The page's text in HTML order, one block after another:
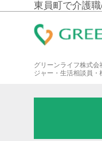
東員町で介護
グリーンライフ株式
ジャー・生活相談員